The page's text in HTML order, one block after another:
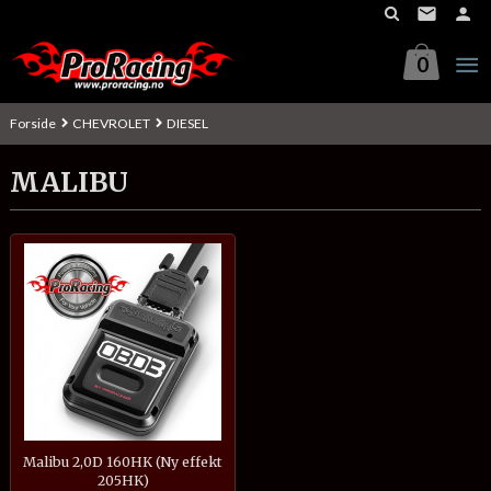
innholdet
0
Forside CHEVROLET DIESEL
MALIBU
Malibu 2,0D 160HK (Ny effekt
205HK)